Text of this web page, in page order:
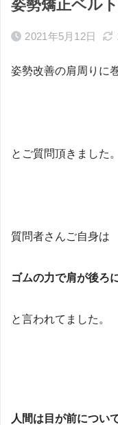
姿勢矯正ベル
2021年5月12日
姿勢改善の肩周りに
とご質問頂きました。
質問者さんご自身は
ゴムの力で肩が後ろ
と言われてました。
人間は目が前につい